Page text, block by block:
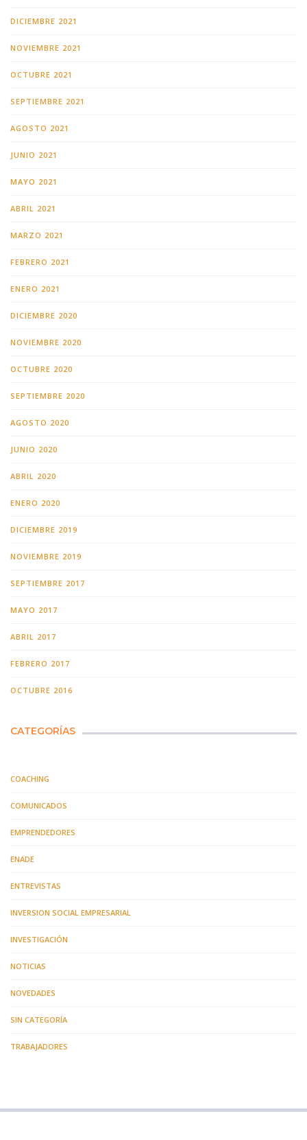
DICIEMBRE 2021
NOVIEMBRE 2021
OCTUBRE 2021
SEPTIEMBRE 2021
AGOSTO 2021
JUNIO 2021
MAYO 2021
ABRIL 2021
MARZO 2021
FEBRERO 2021
ENERO 2021
DICIEMBRE 2020
NOVIEMBRE 2020
OCTUBRE 2020
SEPTIEMBRE 2020
AGOSTO 2020
JUNIO 2020
ABRIL 2020
ENERO 2020
DICIEMBRE 2019
NOVIEMBRE 2019
SEPTIEMBRE 2017
MAYO 2017
ABRIL 2017
FEBRERO 2017
OCTUBRE 2016
CATEGORÍAS
COACHING
COMUNICADOS
EMPRENDEDORES
ENADE
ENTREVISTAS
INVERSION SOCIAL EMPRESARIAL
INVESTIGACIÓN
NOTICIAS
NOVEDADES
SIN CATEGORÍA
TRABAJADORES